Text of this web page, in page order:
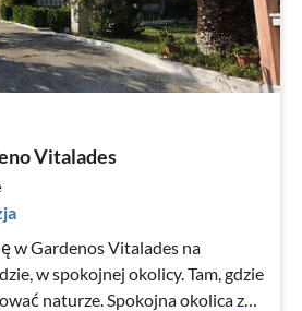
Vitalades
w Gardenos Vitalades na
w spokojnej okolicy. Tam, gdzie
naturze. Spokojna okolica z